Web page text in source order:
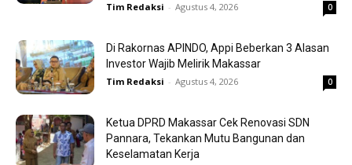
Tim Redaksi - Agustus 4, 2026 0
Di Rakornas APINDO, Appi Beberkan 3 Alasan
Investor Wajib Melirik Makassar
Tim Redaksi - Agustus 4, 2026 0
Ketua DPRD Makassar Cek Renovasi SDN
Pannara, Tekankan Mutu Bangunan dan
Keselamatan Kerja